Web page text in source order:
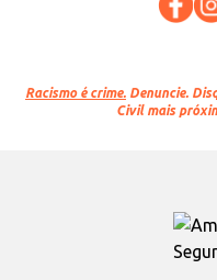
Racismo é crime. Denuncie.
Civil mais